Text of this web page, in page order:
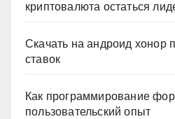
криптовалюта остаться
Скачать на андроид хонор
ставок
Как программирование
пользовательский опыт